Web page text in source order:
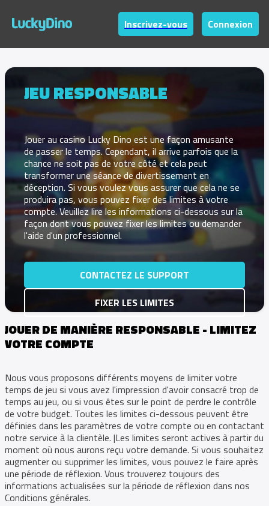
Inscrivez-vous Connexion
JEU RESPONSABLE
Jouer au casino Lucky Dino est une façon amusante
de passer le temps. Cependant, il arrive parfois que la
chance ne soit pas de votre côté et cela peut
transformer une séance de divertissement en
déception. Si vous voulez vous assurer que cela ne se
produira pas, vous pouvez fixer des limites à votre
compte. Veuillez lire les informations ci-dessous sur la
façon dont vous pouvez fixer les limites ou demander
l'aide d'un professionnel.
CONTACTEZ LE SUPPORT
FIXER LES LIMITES
JOUER DE MANIÈRE RESPONSABLE - LIMITEZ
VOTRE COMPTE
Nous vous proposons différents moyens de limiter votre
temps de jeu si vous avez l'impression d'avoir consacré trop de
temps au jeu, ou si vous êtes sur le point de perdre le contrôle
de votre budget. Toutes les limites ci-dessous peuvent être
définies dans les paramètres de votre compte ou en contactant
notre service à la clientèle. |Les limites seront actives à partir du
moment où nous aurons reçu votre demande. Si vous souhaitez
augmenter ou supprimer les limites, vous pouvez le faire après
une période de réflexion. Vous trouverez toujours des
informations actualisées sur la période de réflexion dans nos
Conditions générales.